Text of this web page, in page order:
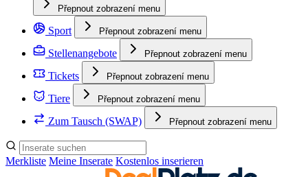
Přepnout zobrazení menu
Sport Přepnout zobrazení menu
Stellenangebote Přepnout zobrazení menu
Tickets Přepnout zobrazení menu
Tiere Přepnout zobrazení menu
Zum Tausch (SWAP) Přepnout zobrazení menu
Merkliste Meine Inserate Kostenlos inserieren